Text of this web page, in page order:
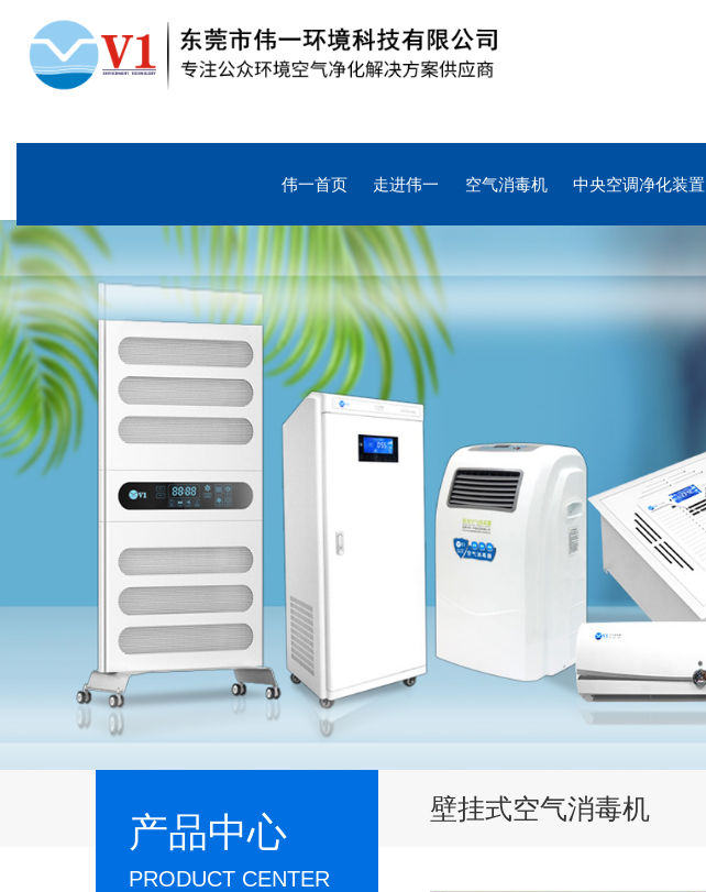
伟一首页 走进伟一 空气消毒机 中央空调净化装置
产品中心
PRODUCT CENTER
壁挂式空气消毒机